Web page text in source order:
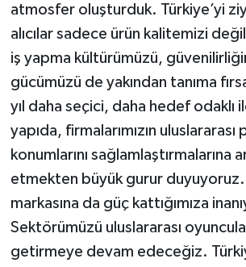
atmosfer oluşturduk. Türkiye’yi
alıcılar sadece ürün kalitemizi
iş yapma kültürümüzü,
gücümüzü de yakından tanıma
yıl daha seçici, daha hedef odaklı
yapıda, firmalarımızın
konumlarını sağlamlaştırmalarına
etmekten büyük gurur duyuyoruz.
markasına da güç kattığımıza
Sektörümüzü uluslararası
getirmeye devam edeceğiz.